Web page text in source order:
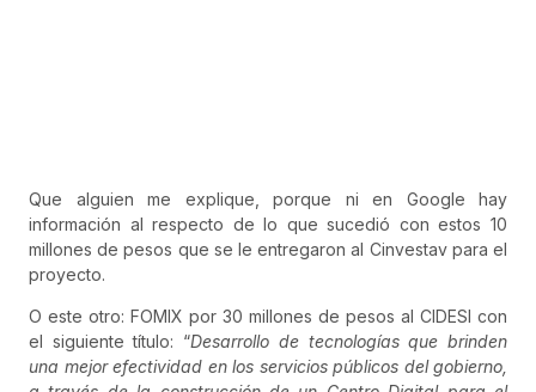
Que alguien me explique, porque ni en Google hay
información al respecto de lo que sucedió con estos 10
millones de pesos que se le entregaron al Cinvestav para el
proyecto.
O este otro: FOMIX por 30 millones de pesos al CIDESI con
el siguiente título: “Desarrollo de tecnologías que brinden
una mejor efectividad en los servicios públicos del gobierno,